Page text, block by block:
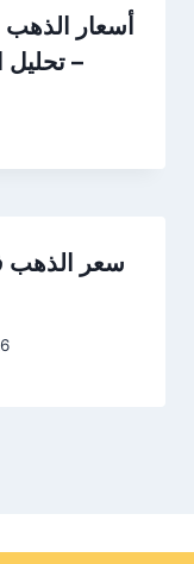
– تحليل